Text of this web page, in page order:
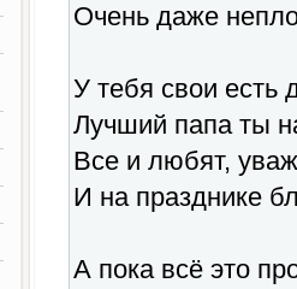
Очень даже
У тебя свои есть
Лучший папа ты
Все и любят,
И на празднике
А пока всё это